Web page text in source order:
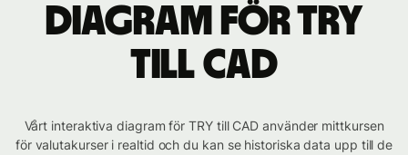
Diagram för TRY
till CAD
Vårt interaktiva diagram för TRY till CAD använder mittkursen
för valutakurser i realtid och du kan se historiska data upp till de